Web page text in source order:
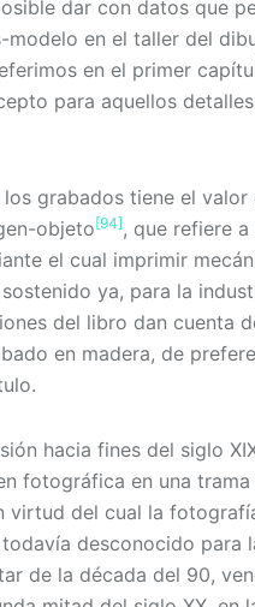
dar con datos que
en el taller del
en el primer
para aquellos
grabados tiene el
objeto[94] , que refiere
el cual imprimir
ya, para la
del libro dan cuenta
en madera, de
hacia fines del siglo
fotográfica en una
virtud del cual la
desconocido para
de la década del 90,